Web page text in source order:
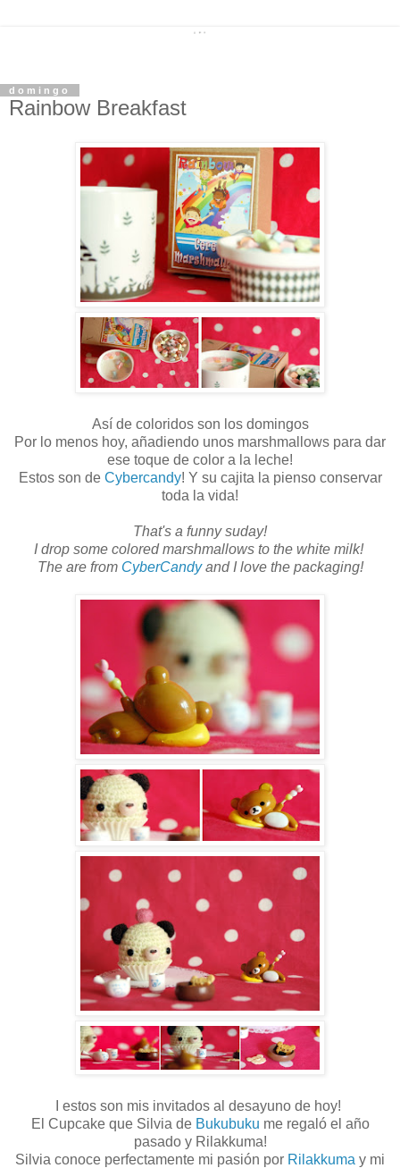
domingo
Rainbow Breakfast
Así de coloridos son los domingos
Por lo menos hoy, añadiendo unos marshmallows para dar
ese toque de color a la leche!
Estos son de Cybercandy! Y su cajita la pienso conservar
toda la vida!
That's a funny suday!
I drop some colored marshmallows to the white milk!
The are from CyberCandyand I love the packaging!
I estos son mis invitados al desayuno de hoy!
El Cupcake que Silvia de Bukubuku me regaló el año
pasado y Rilakkuma!
Silvia conoce perfectamente mi pasión por Rilakkuma y mi